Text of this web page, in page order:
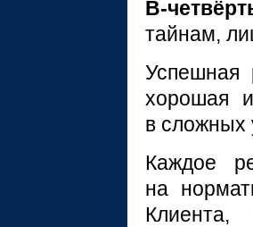
В-
тайнам,
Успешная
хорошая
в сложных
Каждое
на
Клиента,